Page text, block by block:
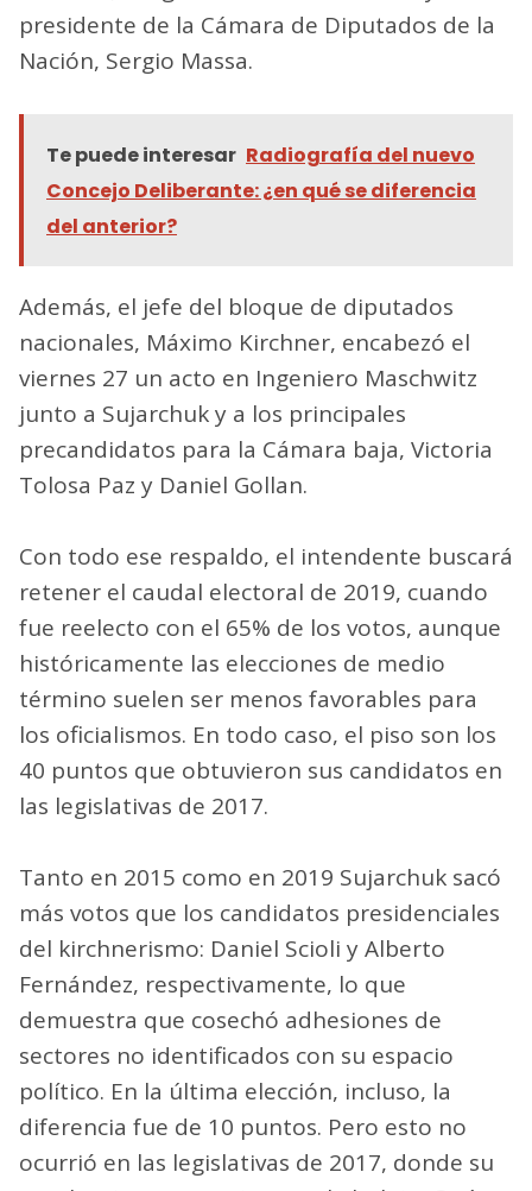
presidente de la Cámara de Diputados de la
Nación, Sergio Massa.
Te puede interesar Radiografía del nuevo
Concejo Deliberante: ¿en qué se diferencia
del anterior?
Además, el jefe del bloque de diputados
nacionales, Máximo Kirchner, encabezó el
viernes 27 un acto en Ingeniero Maschwitz
junto a Sujarchuk y a los principales
precandidatos para la Cámara baja, Victoria
Tolosa Paz y Daniel Gollan.
Con todo ese respaldo, el intendente buscará
retener el caudal electoral de 2019, cuando
fue reelecto con el 65% de los votos, aunque
históricamente las elecciones de medio
término suelen ser menos favorables para
los oficialismos. En todo caso, el piso son los
40 puntos que obtuvieron sus candidatos en
las legislativas de 2017.
Tanto en 2015 como en 2019 Sujarchuk sacó
más votos que los candidatos presidenciales
del kirchnerismo: Daniel Scioli y Alberto
Fernández, respectivamente, lo que
demuestra que cosechó adhesiones de
sectores no identificados con su espacio
político. En la última elección, incluso, la
diferencia fue de 10 puntos. Pero esto no
ocurrió en las legislativas de 2017, donde su